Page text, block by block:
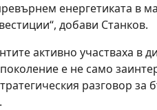
енергетиката в
добави Станков.
активно участваха в
е не само
разговор за